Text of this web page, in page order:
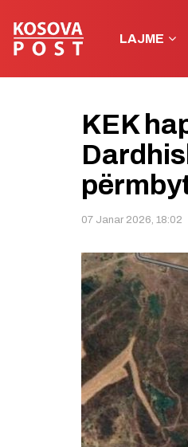
LAJME
KEK
07 Janar 2026, 18:02